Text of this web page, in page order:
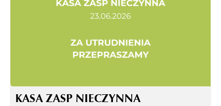
KASA ZASP NIECZYNNA